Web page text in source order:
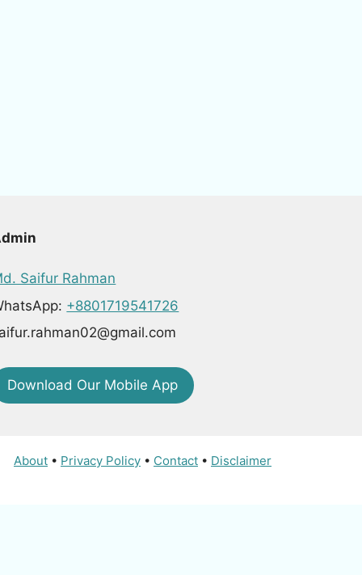
Saifur Rahman
+8801719541726
Download Our Mobile App
About • Privacy Policy • Contact • Disclaimer